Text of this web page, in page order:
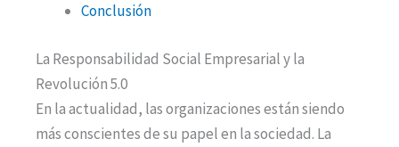
Conclusión
La Responsabilidad Social Empresarial y la
Revolución 5.0
En la actualidad, las organizaciones están siendo
más conscientes de su papel en la sociedad. La